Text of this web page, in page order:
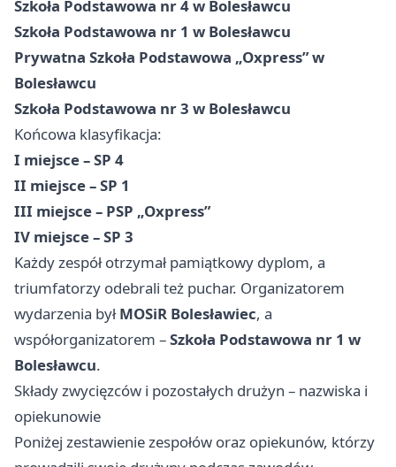
Szkoła Podstawowa nr 4 w Bolesławcu
Szkoła Podstawowa nr 1 w Bolesławcu
Prywatna Szkoła Podstawowa „Oxpress” w
Bolesławcu
Szkoła Podstawowa nr 3 w Bolesławcu
Końcowa klasyfikacja:
I miejsce – SP 4
II miejsce – SP 1
III miejsce – PSP „Oxpress”
IV miejsce – SP 3
Każdy zespół otrzymał pamiątkowy dyplom, a
triumfatorzy odebrali też puchar. Organizatorem
wydarzenia byłMOSiR Bolesławiec, a
współorganizatorem –Szkoła Podstawowa nr 1 w
Bolesławcu.
Składy zwycięzców i pozostałych drużyn – nazwiska i
opiekunowie
Poniżej zestawienie zespołów oraz opiekunów, którzy